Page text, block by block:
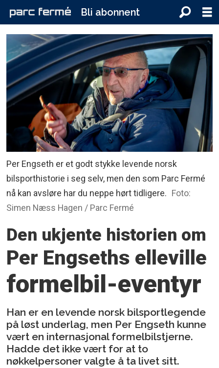
Bli abonnent
Per Engseth er et godt stykke levende norsk
bilsporthistorie i seg selv, men den som Parc Fermé
nå kan avsløre har du neppe hørt tidligere. Foto:
Simen Næss Hagen / Parc Fermé
Den ukjente historien om
Per Engseths elleville
formelbil-eventyr
Han er en levende norsk bilsportlegende
på løst underlag, men Per Engseth kunne
vært en internasjonal formelbilstjerne.
Hadde det ikke vært for at to
nøkkelpersoner valgte å ta livet sitt.